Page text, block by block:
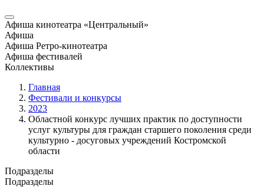
Афиша кинотеатра «Центральный»
Афиша
Афиша Ретро-кинотеатра
Афиша фестивалей
Коллективы
Главная
Фестивали и конкурсы
2023
Областной конкурс лучших практик по доступности
услуг культуры для граждан старшего поколения среди
культурно - досуговых учреждений Костромской
области
Подразделы
Подразделы